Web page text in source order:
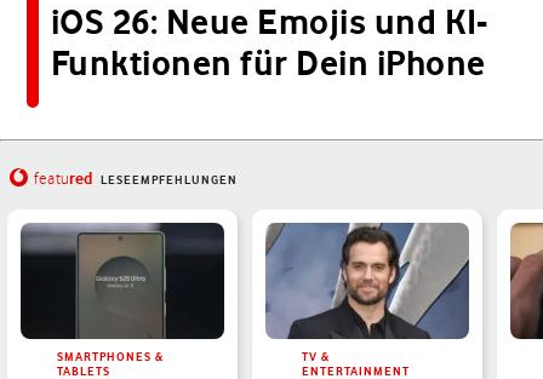
iOS 26: Neue Emojis und KI-
Funktionen für Dein iPhone
featured LESEEMPFEHLUNGEN
SMARTPHONES &
TABLETS
TV &
ENTERTAINMENT